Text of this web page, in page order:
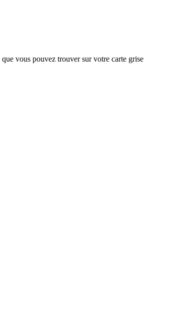
que vous pouvez trouver sur votre carte grise